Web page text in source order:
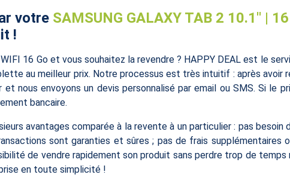
votre SAMSUNG GALAXY TAB 2 10.1'' |
!
16 Go et vous souhaitez la revendre ? HAPPY DEAL est le
au meilleur prix. Notre processus est très intuitif : après avoir
nous envoyons un devis personnalisé par email ou SMS. Si le
bancaire.
avantages comparée à la revente à un particulier : pas besoin
sont garanties et sûres ; pas de frais supplémentaires
de vendre rapidement son produit sans perdre trop de temps
en toute simplicité !